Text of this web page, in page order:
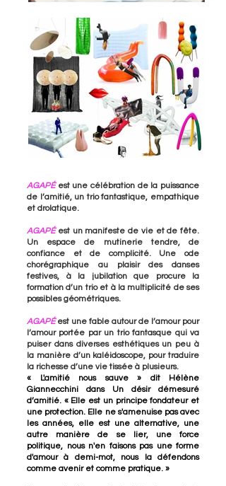
AGAPÉ est une célébration de la puissance
de l’amitié, un trio fantastique, empathique
et drolatique.
AGAPÉ est un manifeste de vie et de fête.
Un espace de mutinerie tendre, de
confiance et de complicité. Une ode
chorégraphique au plaisir des danses
festives, à la jubilation que procure la
formation d’un trio et à la multiplicité de ses
possibles géométriques.
AGAPÉ est une fable autour de l’amour pour
l’amour portée par un trio fantasque qui va
puiser dans diverses esthétiques un peu à
la manière d’un kaléidoscope, pour traduire
la richesse d’une vie tissée à plusieurs.
« L'amitié nous sauve » dit Hélène
Giannecchini dans Un désir démesuré
d’amitié. « Elle est un principe fondateur et
une protection. Elle ne s'amenuise pas avec
les années, elle est une alternative, une
autre manière de se lier, une force
politique, nous n'en faisons pas une forme
d'amour à demi-mot, nous la défendons
comme avenir et comme pratique. »